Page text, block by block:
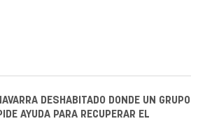
DESHABITADO DONDE UN GRUPO
AYUDA PARA RECUPERAR EL